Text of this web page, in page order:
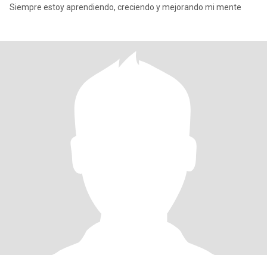
Siempre estoy aprendiendo, creciendo y mejorando mi mente